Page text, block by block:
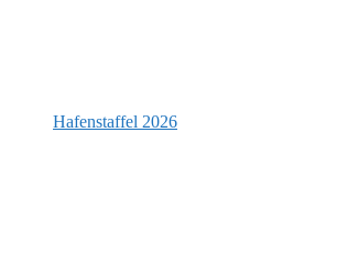
Hafenstaffel 2026